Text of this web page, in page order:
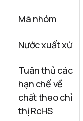
Mã nhóm
Nước xuất xứ
Tuân thủ các
hạn chế về
chất theo chỉ
thị RoHS